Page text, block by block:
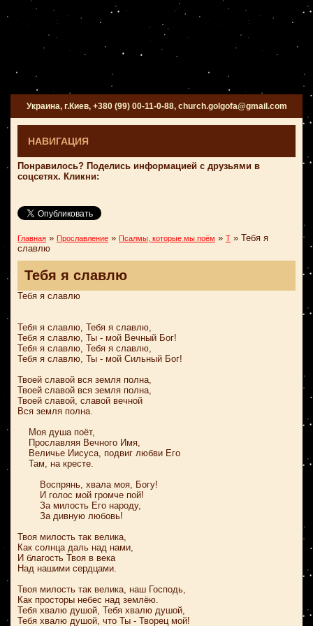
Украина, г.Киев, +380 (99) 00-11-0-88, church.golgofa@gmail.com
НАВИГАЦИЯ
Понравилось? Поделись информацией с друзьями в
соцсетях. Кликни:
Главная » Прославление » Псалмы, которые мы поём » Т » Тебя я
славлю
Тебя я славлю
Тебя я славлю
Тебя я славлю, Тебя я славлю,
Тебя я славлю, Ты - мой Вечный Бог!
Тебя я славлю, Тебя я славлю,
Тебя я славлю, Ты - мой Сильный Бог!
Твоей славой вся земля полна,
Твоей славой вся земля полна,
Твоей славой, славой вечной
Вся земля полна.
Моя душа поёт,
Прославляя Вечного Имя,
Величье Иисуса, подвиг любви Его
Там, на кресте.
Воспрянь, хвала моя, Богу!
И голос мой громче пой!
За милость Его народу,
За дивную любовь!
Твоя милость так велика,
Как солнца даль над нами,
И благость Твоя в века
Над нашими сердцами.
Твоя милость так велика, наш Господь,
Как просторы небес над землёю.
Тебя хвалю душой, Тебя хвалю душой,
Тебя хвалю душой, что Ты - Творец мой!